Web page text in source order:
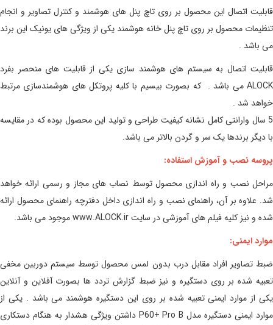
قابلیت اتصال این محصول بر روی تاچ پنل های هوشمند و کنترل تصاویر و انجام
تنظیمات محصول بر روی تاچ پنل خانه هوشمند یکی از ویژگی های یونیک این برند
می باشد .
قابلیت اتصال به سیستم های هوشمند سازی یکی از قابلیت های منحصر بفرد
ALOCK می باشد . که بصورت بیسیم با کلیه پروتکل های هوشمندسازی مرتبط
خواهد شد .
5 سال وارانتی کامل نشانه کیفیت طراحی و تولید این محصول بوده که در مقایسه
با دیگر برندها یک سر و گردن بالاتر می باشد.
پروسه نصب و آموزش استفاده:
مراحل نصب و راه اندازی محصول توسط نصاب های مجاز و رسمی ارائه خواهد
شد. علاوه بر آن، راهنمای نصب و راه اندازی داخل دفترچه راهنمای محصول ارائه
شده و نیز کلیه فیلم های آموزشی در سایت www.ALOCK.ir موجود می باشد.
موارد ایمنی:
ضبط تصاویر افراد مقابل درب بدون لمس محصول توسط سیستم دوربین مخفی
تعبیه شده بر روی دستگیره و نیز ضبط گزارش تردد ها بصورت آفلاین و آنلاین
یکی از موارد ایمنی تعبیه شده بر روی این دستگیره هوشمند می باشد . یکی از
موارد ایمنی دستگیره مدل P60+ Pro B داشتن ویژگی هشدار به هنگام دستکاری